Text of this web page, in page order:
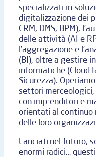
specializzati in
digitalizzazione dei
CRM, DMS, BPM),
delle attività (AI e
l’aggregazione e
(BI), oltre a gestire
informatiche (Cloud
Sicurezza).
settori merceologici,
con imprenditori e
orientati al continuo
delle loro
Lanciati nel futuro,
enormi radici…